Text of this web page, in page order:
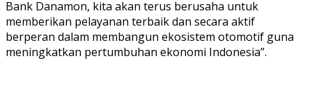
Bank Danamon, kita akan terus berusaha untuk
memberikan pelayanan terbaik dan secara aktif
berperan dalam membangun ekosistem otomotif guna
meningkatkan pertumbuhan ekonomi Indonesia”.